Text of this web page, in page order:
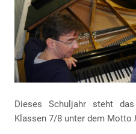
Dieses Schuljahr steht
Klassen 7/8 unter dem Motto